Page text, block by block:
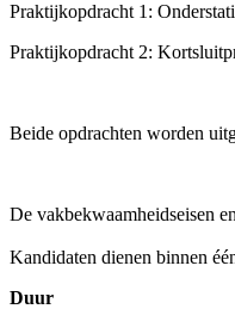
Praktijkopdracht 1:
Praktijkopdracht 2:
Beide opdrachten worden
De vakbekwaamheidseisen
Kandidaten dienen binnen
Duur